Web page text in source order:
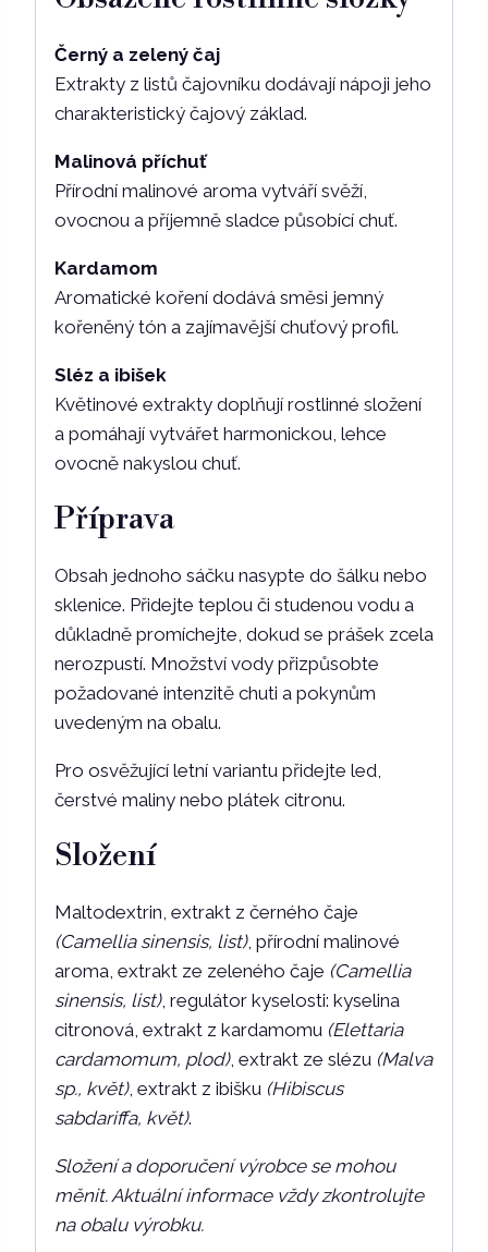
Černý a zelený čaj
Extrakty z listů čajovníku dodávají nápoji jeho
charakteristický čajový základ.
Malinová příchuť
Přírodní malinové aroma vytváří svěží,
ovocnou a příjemně sladce působící chuť.
Kardamom
Aromatické koření dodává směsi jemný
kořeněný tón a zajímavější chuťový profil.
Sléz a ibišek
Květinové extrakty doplňují rostlinné složení
a pomáhají vytvářet harmonickou, lehce
ovocně nakyslou chuť.
Příprava
Obsah jednoho sáčku nasypte do šálku nebo
sklenice. Přidejte teplou či studenou vodu a
důkladně promíchejte, dokud se prášek zcela
nerozpustí. Množství vody přizpůsobte
požadované intenzitě chuti a pokynům
uvedeným na obalu.
Pro osvěžující letní variantu přidejte led,
čerstvé maliny nebo plátek citronu.
Složení
Maltodextrin, extrakt z černého čaje
(Camellia sinensis, list), přírodní malinové
aroma, extrakt ze zeleného čaje (Camellia
sinensis, list), regulátor kyselosti: kyselina
citronová, extrakt z kardamomu (Elettaria
cardamomum, plod), extrakt ze slézu (Malva
sp., květ), extrakt z ibišku (Hibiscus
sabdariffa, květ).
Složení a doporučení výrobce se mohou
měnit. Aktuální informace vždy zkontrolujte
na obalu výrobku.